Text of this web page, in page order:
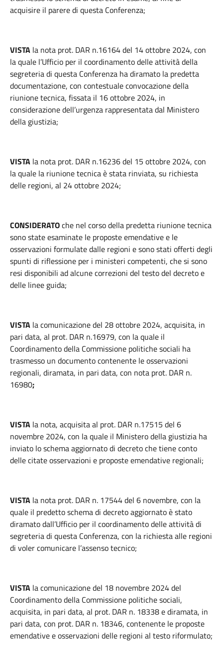
acquisire il parere di questa Conferenza;
VISTA la nota prot. DAR n.16164 del 14 ottobre 2024, con
la quale l’Ufficio per il coordinamento delle attività della
segreteria di questa Conferenza ha diramato la predetta
documentazione, con contestuale convocazione della
riunione tecnica, fissata il 16 ottobre 2024, in
considerazione dell’urgenza rappresentata dal Ministero
della giustizia;
VISTA la nota prot. DAR n.16236 del 15 ottobre 2024, con
la quale la riunione tecnica è stata rinviata, su richiesta
delle regioni, al 24 ottobre 2024;
CONSIDERATOche nel corso della predetta riunione tecnica
sono state esaminate le proposte emendative e le
osservazioni formulate dalle regioni e sono stati offerti degli
spunti di riflessione per i ministeri competenti, che si sono
resi disponibili ad alcune correzioni del testo del decreto e
delle linee guida;
VISTA la comunicazione del 28 ottobre 2024, acquisita, in
pari data, al prot. DAR n.16979, con la quale il
Coordinamento della Commissione politiche sociali ha
trasmesso un documento contenente le osservazioni
regionali, diramata, in pari data, con nota prot. DAR n.
16980;
VISTA la nota, acquisita al prot. DAR n.17515 del 6
novembre 2024, con la quale il Ministero della giustizia ha
inviato lo schema aggiornato di decreto che tiene conto
delle citate osservazioni e proposte emendative regionali;
VISTA la nota prot. DAR n. 17544 del 6 novembre, con la
quale il predetto schema di decreto aggiornato è stato
diramato dall’Ufficio per il coordinamento delle attività di
segreteria di questa Conferenza, con la richiesta alle regioni
di voler comunicare l’assenso tecnico;
VISTA la comunicazione del 18 novembre 2024 del
Coordinamento della Commissione politiche sociali,
acquisita, in pari data, al prot. DAR n. 18338 e diramata, in
pari data, con prot. DAR n. 18346, contenente le proposte
emendative e osservazioni delle regioni al testo riformulato;